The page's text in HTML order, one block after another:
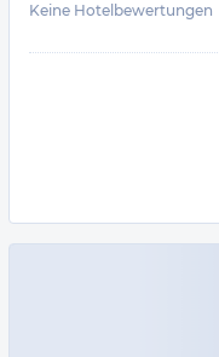
Keine Hotelbewertungen